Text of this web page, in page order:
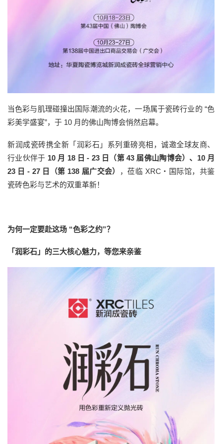
当色彩与肌理碰撞出国际潮流的火花，一场属于瓷砖行业的 “色
彩美学盛宴”，于 10 月的佛山陶博会悄然启幕。
新润成瓷砖携全新「润彩石」系列重磅亮相，诚邀全球友商、
行业伙伴于 10 月 18 日 - 23 日（第 43 届佛山陶博会）、10 月
23 日 - 27 日（第 138 届广交会）
，莅临 XRC・国际馆，共鉴
瓷砖色彩与艺术的双重革新！
为何一定要赴这场 “色彩之约”？
「润彩石」的三大核心魅力，等您来亲鉴